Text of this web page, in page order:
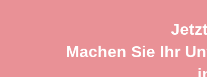
Machen Sie Ihr